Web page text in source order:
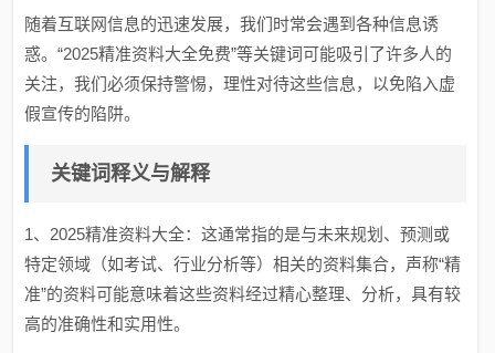
随着互联网信息的迅速发展，我们时常会遇到各种信息诱
惑。“2025精准资料大全免费”等关键词可能吸引了许多人的
关注，我们必须保持警惕，理性对待这些信息，以免陷入虚
假宣传的陷阱。
关键词释义与解释
1、2025精准资料大全：这通常指的是与未来规划、预测或
特定领域（如考试、行业分析等）相关的资料集合，声称“精
准”的资料可能意味着这些资料经过精心整理、分析，具有较
高的准确性和实用性。